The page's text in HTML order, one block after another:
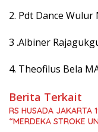
2. Pdt Dance Wulur
3 .Albiner
4. Theofilus Bela
Berita Terkait
RS HUSADA JAKARTA
“MERDEKA STROKE